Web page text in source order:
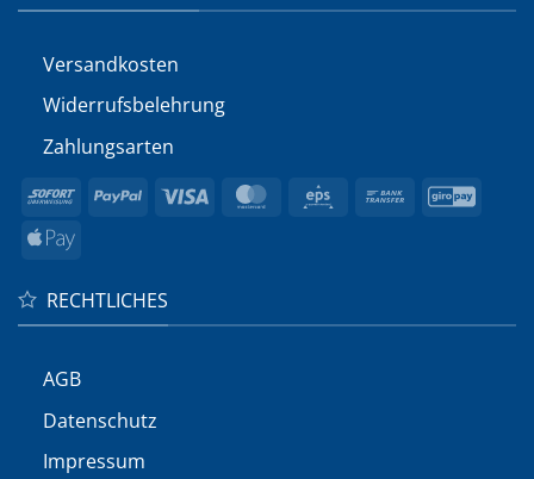
Versandkosten
Widerrufs­belehrung
Zahlungsarten
Sofort PayPal Visa MasterCard
Eps
Bank
Apple
RECHTLICHES
AGB
Datenschutz
Impressum